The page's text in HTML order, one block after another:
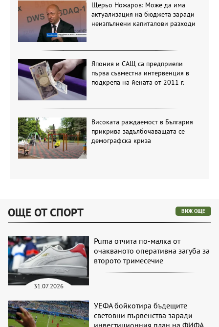
Щерьо Ножаров: Може да има
актуализация на бюджета заради
неизпълнени капиталови разходи
Япония и САЩ са предприели
първа съвместна интервенция в
подкрепа на йената от 2011 г.
Високата раждаемост в България
прикрива задълбочаващата се
демографска криза
ОЩЕ ОТ СПОРТ ВИЖ ОЩЕ
31.07.2026
Puma отчита по-малка от
очакваното оперативна загуба за
второто тримесечие
УЕФА бойкотира бъдещите
световни първенства заради
инвестиционния план на ФИФА